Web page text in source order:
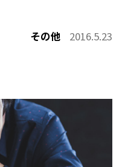
その他 2016.5.23